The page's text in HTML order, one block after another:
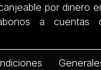
por dinero
a cuentas